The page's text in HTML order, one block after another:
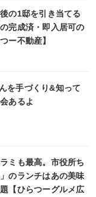
の1邸を引き当てる
完成済・即入居可の
ー不動産】
を手づくり&知って
あるよ
ミも最高。市役所ち
のランチはあの美味
【ひらつーグルメ広